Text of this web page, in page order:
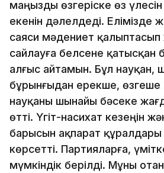
маңызды өзгеріске өз
екенін дәлелдеді. Елімізде
саяси мәдениет
сайлауға белсене қатысқан
алғыс айтамын. Бұл науқан,
бұрынғыдан ерекше,
науқаны шынайы бәсеке
өтті. Үгіт-насихат кезеңін
барысын ақпарат
көрсетті. Партияларға,
мүмкіндік берілді. Мұны